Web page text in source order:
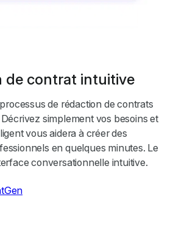
de contrat intuitive
de rédaction de contrats
simplement vos besoins et
vous aidera à créer des
en quelques minutes. Le
conversationnelle intuitive.